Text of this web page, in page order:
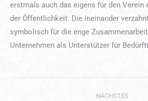
erstmals auch das eigens für den Verein
der Öffentlichkeit. Die ineinander
symbolisch für die enge
Unternehmen als Unterstützer für
NÄCHSTES